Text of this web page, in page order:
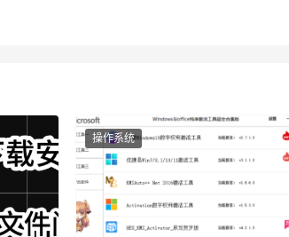
操作系统